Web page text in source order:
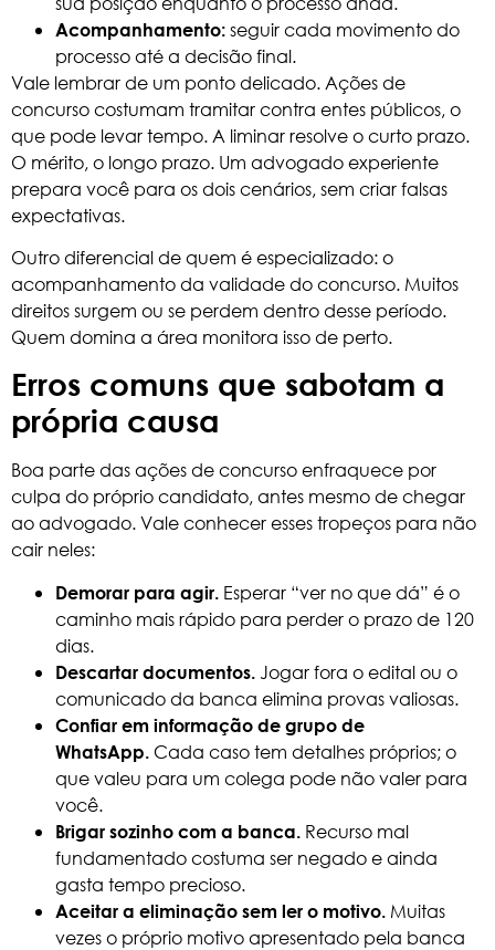
Acompanhamento: seguir cada movimento do
processo até a decisão final.
Vale lembrar de um ponto delicado. Ações de
concurso costumam tramitar contra entes públicos, o
que pode levar tempo. A liminar resolve o curto prazo.
O mérito, o longo prazo. Um advogado experiente
prepara você para os dois cenários, sem criar falsas
expectativas.
Outro diferencial de quem é especializado: o
acompanhamento da validade do concurso. Muitos
direitos surgem ou se perdem dentro desse período.
Quem domina a área monitora isso de perto.
Erros comuns que sabotam a
própria causa
Boa parte das ações de concurso enfraquece por
culpa do próprio candidato, antes mesmo de chegar
ao advogado. Vale conhecer esses tropeços para não
cair neles:
Demorar para agir. Esperar “ver no que dá” é o
caminho mais rápido para perder o prazo de 120
dias.
Descartar documentos. Jogar fora o edital ou o
comunicado da banca elimina provas valiosas.
Confiar em informação de grupo de
WhatsApp. Cada caso tem detalhes próprios; o
que valeu para um colega pode não valer para
você.
Brigar sozinho com a banca. Recurso mal
fundamentado costuma ser negado e ainda
gasta tempo precioso.
Aceitar a eliminação sem ler o motivo. Muitas
vezes o próprio motivo apresentado pela banca